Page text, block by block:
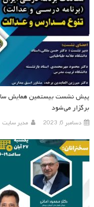
پیش نشست بیستمین همایش
برگزار می‌شود
دسامبر 6, 2023 مدیر سایت